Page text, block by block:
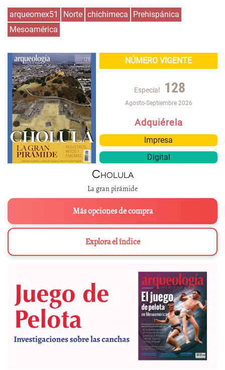
arqueomex51 Norte chichimeca
Prehispánica
Mesoamérica
NÚMERO VIGENTE
Especial 128
Agosto-Septiembre 2026
Adquiérela
Impresa
Digital
Cholula
La gran pirámide
Más opciones de compra
Explora el índice